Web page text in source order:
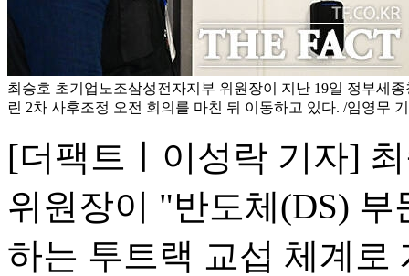
최승호 초기업노조삼성전자지부 위원장이 지난 19일 정부세
린 2차 사후조정 오전 회의를 마친 뒤 이동하고 있다. /임영무
[더팩트ㅣ이성락 기자]
위원장이 "반도체(DS)
하는 투트랙 교섭 체계로